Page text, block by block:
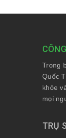
Trong
Quốc
khỏe
mọi
TRỤ